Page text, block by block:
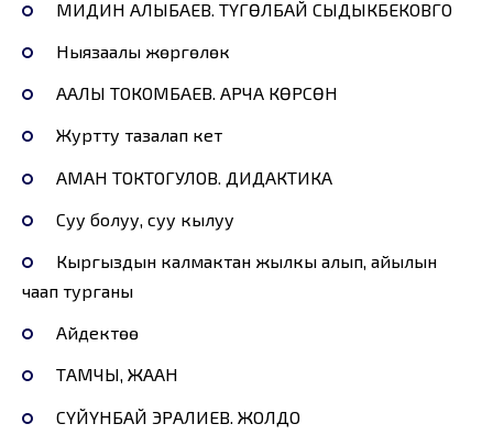
МИДИН АЛЫБАЕВ. ТҮГӨЛБАЙ СЫДЫКБЕКОВГО
Ныязаалы жөргөлөк
ААЛЫ ТОКОМБАЕВ. АРЧА КӨРСӨН
Журтту тазалап кетүү
АМАН ТОКТОГУЛОВ. ДИДАКТИКА
Суу болуу, суу кылуу
Кыргыздын калмактан жылкы алып, айылын
чаап турганы
Айдектөө
ТАМЧЫ, ЖААН
СҮЙҮНБАЙ ЭРАЛИЕВ. ЖОЛДО